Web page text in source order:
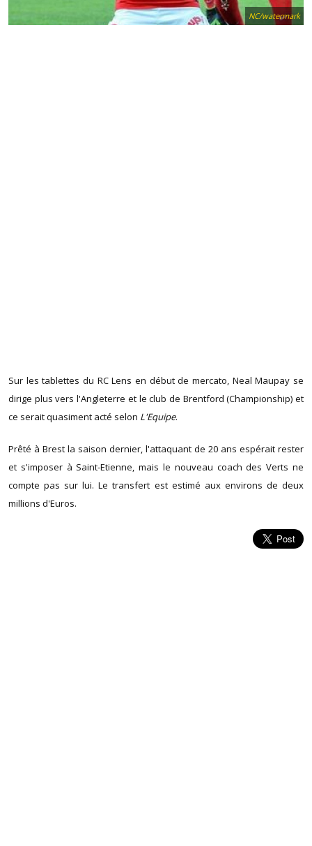
NC/watermark
Sur les tablettes du RC Lens en début de mercato, Neal Maupay se
dirige plus vers l'Angleterre et le club de Brentford (Championship) et
ce serait quasiment acté selon L'Equipe.
Prêté à Brest la saison dernier, l'attaquant de 20 ans espérait rester
et s'imposer à Saint-Etienne, mais le nouveau coach des Verts ne
compte pas sur lui. Le transfert est estimé aux environs de deux
millions d'Euros.